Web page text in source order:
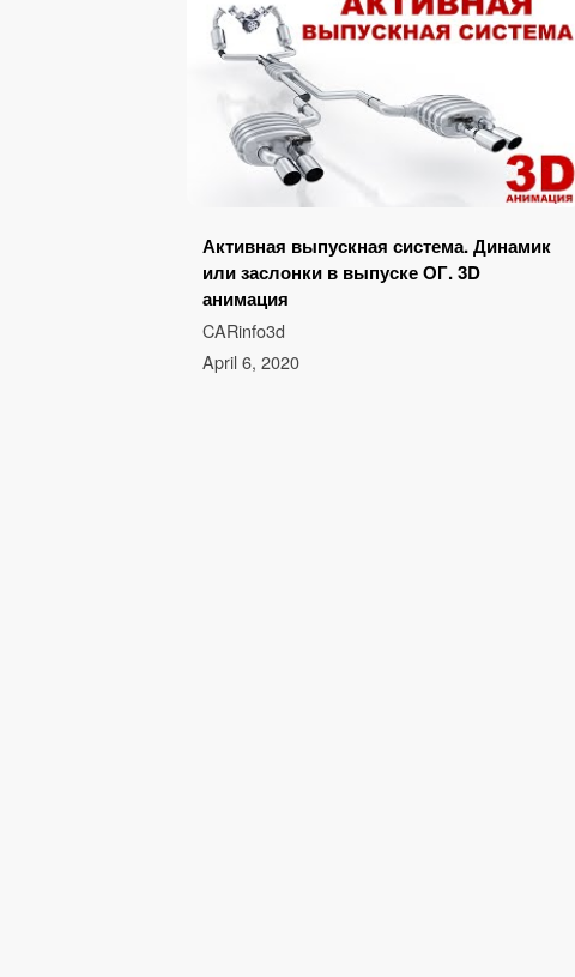
Активная выпускная система. Динамик
или заслонки в выпуске ОГ. 3D
анимация
CARinfo3d
April 6, 2020